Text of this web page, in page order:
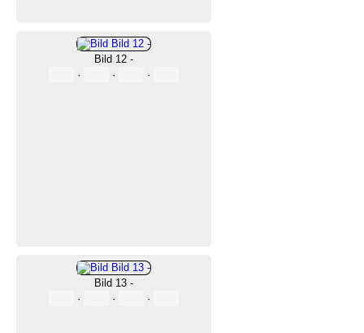
Bild 12 -
·
· ·
Bild 13 -
·
· ·